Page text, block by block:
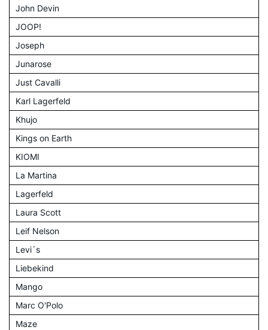
John Devin
JOOP!
Joseph
Junarose
Just Cavalli
Karl Lagerfeld
Khujo
Kings on Earth
KIOMI
La Martina
Lagerfeld
Laura Scott
Leif Nelson
Levi´s
Liebekind
Mango
Marc O'Polo
Maze